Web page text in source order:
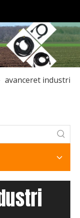
avanceret industri